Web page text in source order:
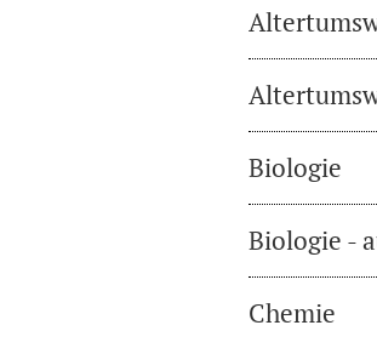
Biologie
Biologie -
Chemie